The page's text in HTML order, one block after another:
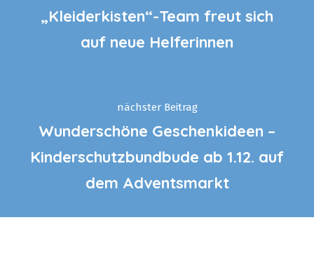
„Kleiderkisten“-Team freut sich
auf neue Helferinnen
nächster Beitrag
Wunderschöne Geschenkideen –
Kinderschutzbundbude ab 1.12. auf
dem Adventsmarkt